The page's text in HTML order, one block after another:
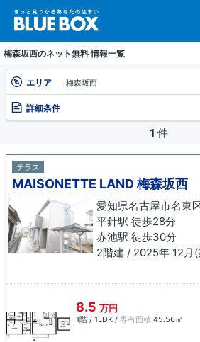
梅森坂西のネット無料 情報一覧
エリア 梅森坂西
詳細条件
1 件
テラス
MAISONETTE LAND 梅森坂西
愛知県名古屋市名東
平針駅 徒歩28分
赤池駅 徒歩30分
2階建 / 2025年 12月(
8.5 万円
1階 / 1LDK / 専有面積 45.56㎡